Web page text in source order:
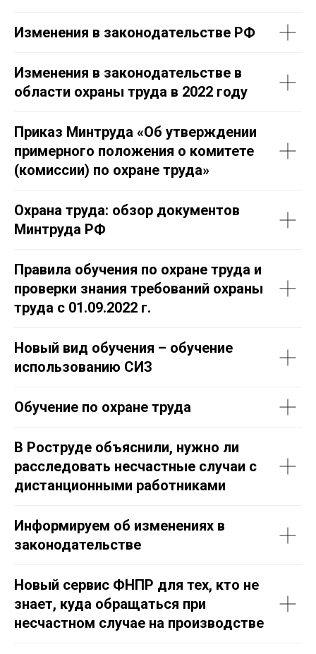
Изменения в законодательстве РФ
Изменения в законодательстве в
области охраны труда в 2022 году
Приказ Минтруда «Об утверждении
примерного положения о комитете
(комиссии) по охране труда»
Охрана труда: обзор документов
Минтруда РФ
Правила обучения по охране труда и
проверки знания требований охраны
труда с 01.09.2022 г.
Новый вид обучения – обучение
использованию СИЗ
Обучение по охране труда
В Роструде объяснили, нужно ли
расследовать несчастные случаи с
дистанционными работниками
Информируем об изменениях в
законодательстве
Новый сервис ФНПР для тех, кто не
знает, куда обращаться при
несчастном случае на производстве